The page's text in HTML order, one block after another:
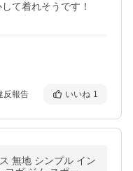
て着れそうです！
反報告 いいね 1
無地 シンプル イン